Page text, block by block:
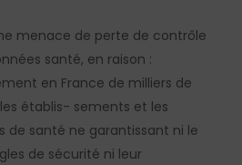
menace de perte de contrôle
santé, en raison :
en France de milliers de
établis- sements et les
de santé ne garantissant ni le
de sécurité ni leur